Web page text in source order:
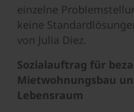
einzelne
keine
von Julia Diez.
Sozialauftrag für
Mietwohnungsbau
Lebensraum